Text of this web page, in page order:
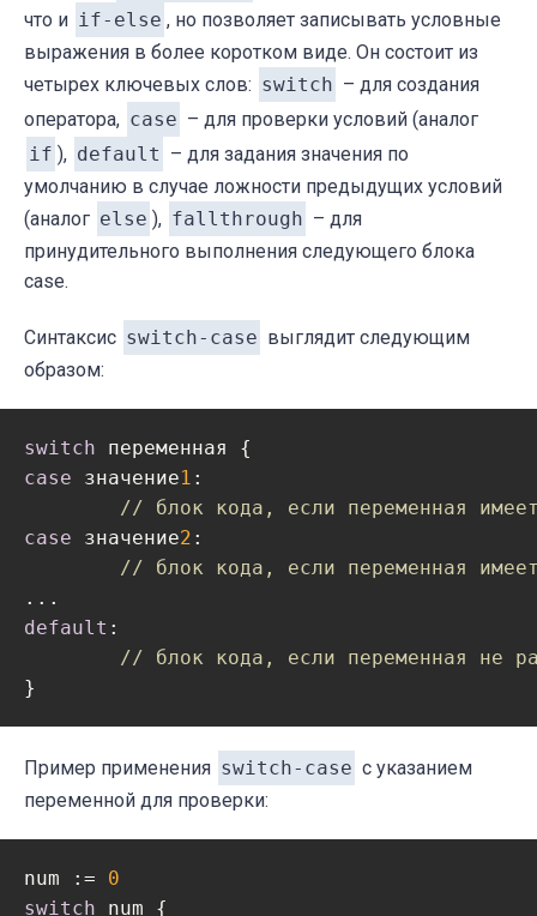
что и if-else , но позволяет записывать условные
выражения в более коротком виде. Он состоит из
четырех ключевых слов: switch – для создания
оператора, case – для проверки условий (аналог
if ), default – для задания значения по
умолчанию в случае ложности предыдущих условий
(аналог else ), fallthrough – для
принудительного выполнения следующего блока
case.
Синтаксис switch-case выглядит следующим
образом:
switch
case значение1 :
// блок кода, если переменная
case значение2 :
// блок кода, если переменная
default :
// блок кода, если переменная не
Пример применения switch-case с указанием
переменной для проверки:
num := 0
switch